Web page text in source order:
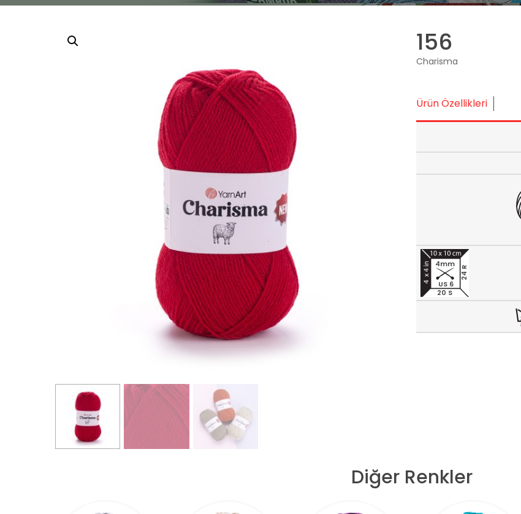
156
Charisma
Ürün Özellikleri
20 S
24 R
4mm
US 6
Diğer Renkler